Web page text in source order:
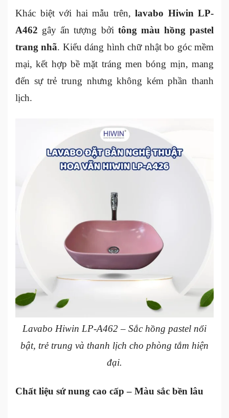
Khác biệt với hai mẫu trên, lavabo Hiwin LP-
A462 gây ấn tượng bởi tông màu hồng pastel
trang nhã. Kiểu dáng hình chữ nhật bo góc mềm
mại, kết hợp bề mặt tráng men bóng mịn, mang
đến sự trẻ trung nhưng không kém phần thanh
lịch.
Lavabo Hiwin LP-A462 – Sắc hồng pastel nổi
bật, trẻ trung và thanh lịch cho phòng tắm hiện
đại.
Chất liệu sứ nung cao cấp – Màu sắc bền lâu